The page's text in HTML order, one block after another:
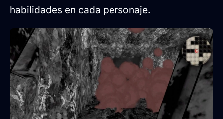
habilidades en cada personaje.